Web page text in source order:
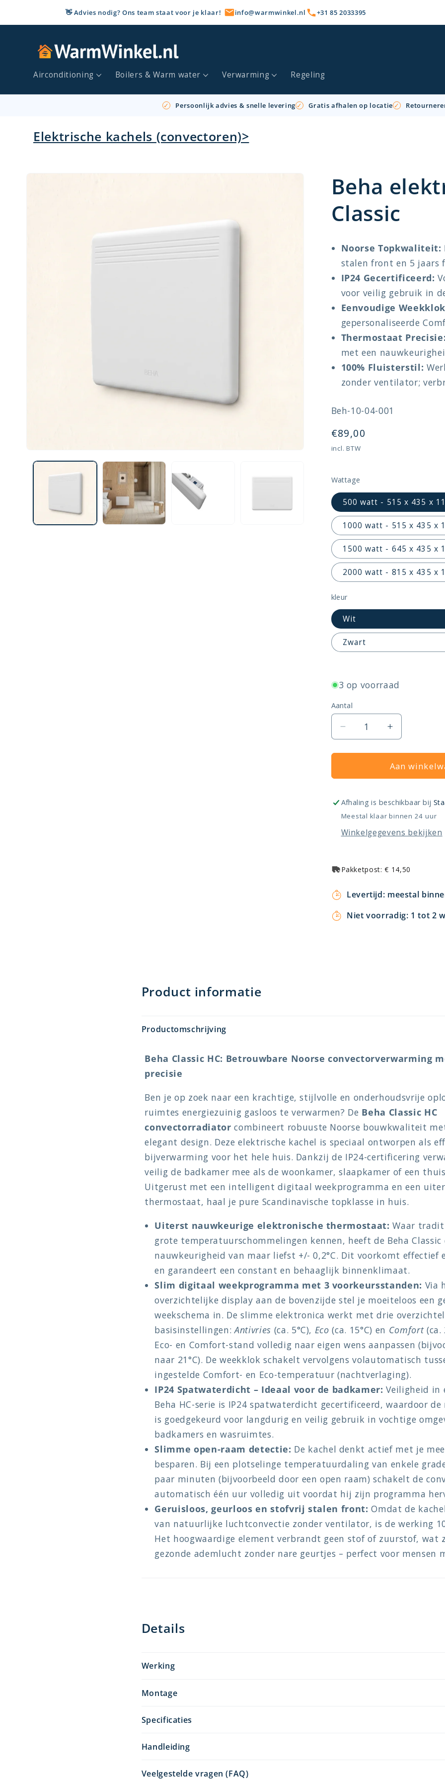
👋 Advies nodig? Ons team staat voor je klaar! info@warmwinkel.nl +31 85 2033395
Airconditioning Boilers & Warm water Verwarming Regeling
Persoonlijk advies & snelle levering Gratis afhalen op locatie
Elektrische kachels (convectoren)>
Beha
Classic
Noorse Topkwaliteit:
stalen front en 5 jaars
IP24 Gecertificeerd:
voor veilig gebruik in
Eenvoudige
gepersonaliseerde
Thermostaat Precisie:
met een
100% Fluisterstil:
zonder ventilator;
SKU:
Beh-10-04-001
Normale
prijs
€89,00
incl. BTW
Wattage
500 watt - 515 x 435 x
1000 watt - 515 x 435 x
1500 watt - 645 x 435 x
2000 watt - 815 x 435 x
kleur
Wit
Zwart
3 op voorraad
Aantal
Aantal
verlagen
voor
elektrische
Classic
Aantal
verhogen
voor
Beha
elektrische
Classic
Aan
Afhaling is beschikbaar bij
Meestal klaar binnen 24 uur
Winkelgegevens bekijken
Pakketpost: € 14,50
Levertijd: meestal
Niet voorradig: 1 tot 2
Product informatie
Productomschrijving
Beha Classic HC: Betrouwbare Noorse convectorverwarming
precisie
Ben je op zoek naar een krachtige, stijlvolle en onderhoudsvrije
ruimtes energiezuinig gasloos te verwarmen? De Beha Classic HC
convectorradiator combineert robuuste Noorse bouwkwaliteit
elegant design. Deze elektrische kachel is speciaal ontworpen als
bijverwarming voor het hele huis. Dankzij de IP24-certificering
veilig de badkamer mee als de woonkamer, slaapkamer of een
Uitgerust met een intelligent digitaal weekprogramma en een
thermostaat, haal je pure Scandinavische topklasse in huis.
Uiterst nauwkeurige elektronische thermostaat: Waar
grote temperatuurschommelingen kennen, heeft de Beha
nauwkeurigheid van maar liefst +/- 0,2°C. Dit voorkomt effectief
en garandeert een constant en behaaglijk binnenklimaat.
Slim digitaal weekprogramma met 3 voorkeursstanden: Via
overzichtelijke display aan de bovenzijde stel je moeiteloos een
weekschema in. De slimme elektronica werkt met drie
basisinstellingen:Antivries (ca. 5°C), Eco (ca. 15°C) en Comfort(ca.
Eco- en Comfort-stand volledig naar eigen wens aanpassen
naar 21°C). De weekklok schakelt vervolgens volautomatisch
ingestelde Comfort- en Eco-temperatuur (nachtverlaging).
IP24 Spatwaterdicht – Ideaal voor de badkamer: Veiligheid in
Beha HC-serie is IP24 spatwaterdicht gecertificeerd, waardoor
is goedgekeurd voor langdurig en veilig gebruik in vochtige
badkamers en wasruimtes.
Slimme open-raam detectie: De kachel denkt actief met je
besparen. Bij een plotselinge temperatuurdaling van enkele
paar minuten (bijvoorbeeld door een open raam) schakelt de
automatisch één uur volledig uit voordat hij zijn programma
Geruisloos, geurloos en stofvrij stalen front: Omdat de
van natuurlijke luchtconvectie zonder ventilator, is de werking
Het hoogwaardige element verbrandt geen stof of zuurstof, wat
gezonde ademlucht zonder nare geurtjes – perfect voor mensen
Details
Werking
Montage
Specificaties
Handleiding
Veelgestelde vragen (FAQ)